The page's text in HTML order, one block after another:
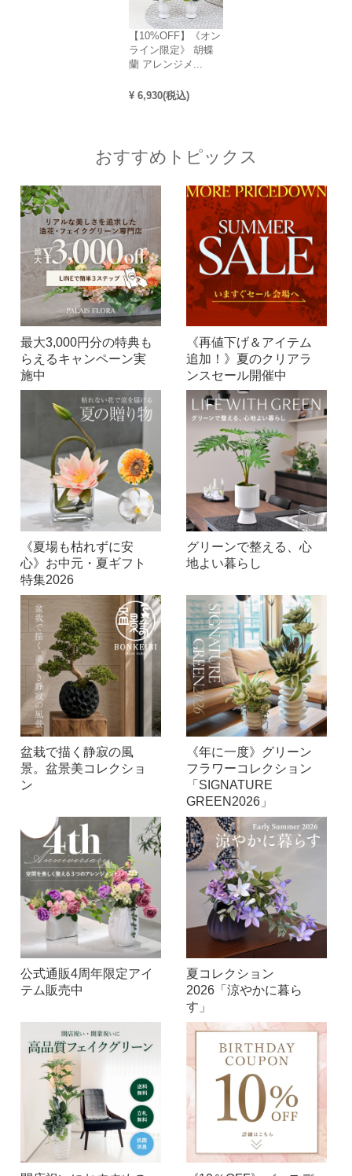
【10%OFF】《オン
ライン限定》 胡蝶
蘭 アレンジメ...
¥ 6,930(税込)
おすすめトピックス
最大3,000円分の特典も
らえるキャンペーン実
施中
《再値下げ＆アイテム
追加！》夏のクリアラ
ンスセール開催中
《夏場も枯れずに安
心》お中元・夏ギフト
特集2026
グリーンで整える、心
地よい暮らし
盆栽で描く静寂の風
景。盆景美コレクショ
ン
《年に一度》グリーン
フラワーコレクション
「SIGNATURE
GREEN2026」
公式通販4周年限定アイ
テム販売中
夏コレクション
2026「涼やかに暮ら
す」